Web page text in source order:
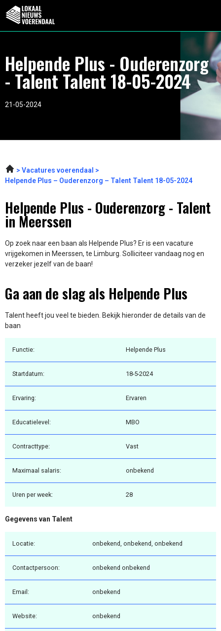
Helpende Plus - Ouderenzorg
- Talent Talent 18-05-2024
21-05-2024
Vacatures voerendaal
Helpende Plus – Ouderenzorg – Talent Talent 18-05-2024
Helpende Plus - Ouderenzorg - Talent
in Meerssen
Op zoek naar een baan als Helpende Plus? Er is een vacature
vrijgekomen in Meerssen, te Limburg. Solliciteer vandaag nog en
verzeker jezelf van de baan!
Ga aan de slag als Helpende Plus
Talent heeft jou veel te bieden. Bekijk hieronder de details van de
baan
Functie: Helpende Plus
Startdatum: 18-5-2024
Ervaring: Ervaren
Educatielevel: MBO
Contracttype: Vast
Maximaal salaris: onbekend
Uren per week: 28
Gegevens van Talent
Locatie: onbekend, onbekend, onbekend
Contactpersoon: onbekend onbekend
Email: onbekend
Website: onbekend